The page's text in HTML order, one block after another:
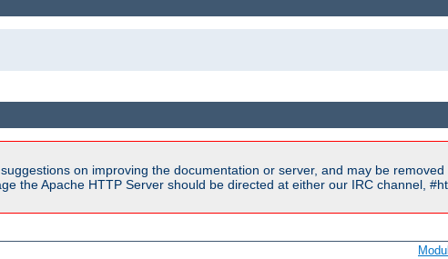
on improving the documentation or server, and may be
the Apache HTTP Server should be directed at either our IRC channel,